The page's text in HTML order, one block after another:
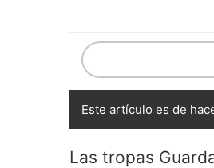
Este artículo es de
Las tropas